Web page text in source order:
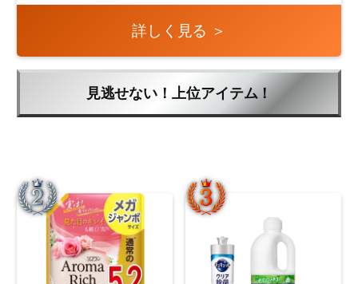
詳しく見る ＞
見逃せない！上位アイテム！